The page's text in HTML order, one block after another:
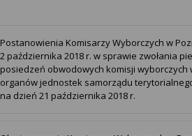
Postanowienia Komisarzy Wyborczych w
2 października 2018 r. w sprawie zwołania
posiedzeń obwodowych komisji wyborczych
organów jednostek samorządu
na dzień 21 października 2018 r.